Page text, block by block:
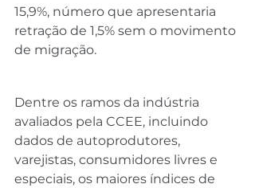
15,9%, número que apresentaria
retração de 1,5% sem o movimento
de migração.
Dentre os ramos da indústria
avaliados pela CCEE, incluindo
dados de autoprodutores,
varejistas, consumidores livres e
especiais, os maiores índices de